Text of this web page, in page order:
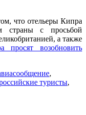
что отельеры Кипра
страны с просьбой
а также
просят возобновить
,
туристы,